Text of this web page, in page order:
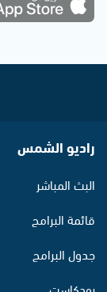
راديو الشمس
البث المباشر
قائمة البرامج
جدول البرامج